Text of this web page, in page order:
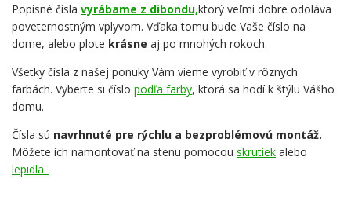
Popisné čísla vyrábame z dibondu,ktorý veľmi dobre odoláva
poveternostným vplyvom. Vďaka tomu bude Vaše číslo na
dome, alebo plote krásne aj po mnohých rokoch.
Všetky čísla z našej ponuky Vám vieme vyrobiť v rôznych
farbách. Vyberte si číslo podľa farby, ktorá sa hodí k štýlu Vášho
domu.
Čísla sú navrhnuté pre rýchlu a bezproblémovú montáž.
Môžete ich namontovať na stenu pomocou skrutiek alebo
lepidla.